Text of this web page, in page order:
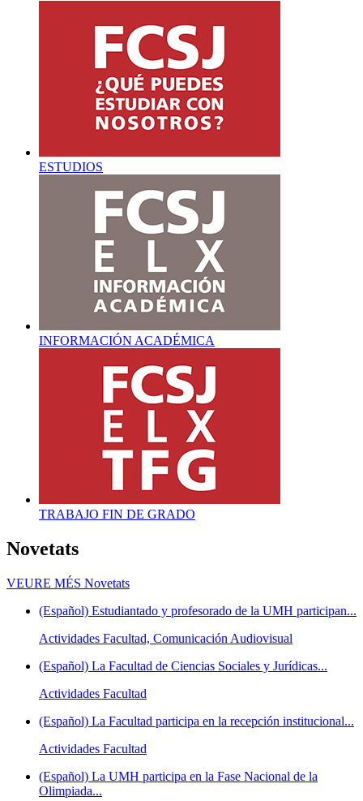
ESTUDIOS
INFORMACIÓN ACADÉMICA
TRABAJO FIN DE GRADO
Novetats
VEURE MÉS Novetats
(Español) Estudiantado y profesorado de la UMH participan...
Actividades Facultad, Comunicación Audiovisual
(Español) La Facultad de Ciencias Sociales y Jurídicas...
Actividades Facultad
(Español) La Facultad participa en la recepción institucional...
Actividades Facultad
(Español) La UMH participa en la Fase Nacional de la
Olimpiada...